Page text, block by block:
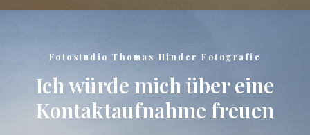
Fotostudio Thomas Hinder Fotografie
Ich würde mich über eine
Kontaktaufnahme freuen